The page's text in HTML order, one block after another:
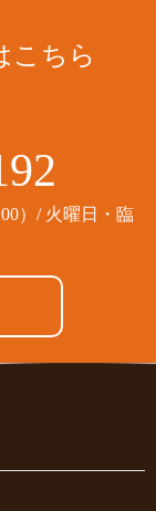
こちら
）/ 火曜日・臨